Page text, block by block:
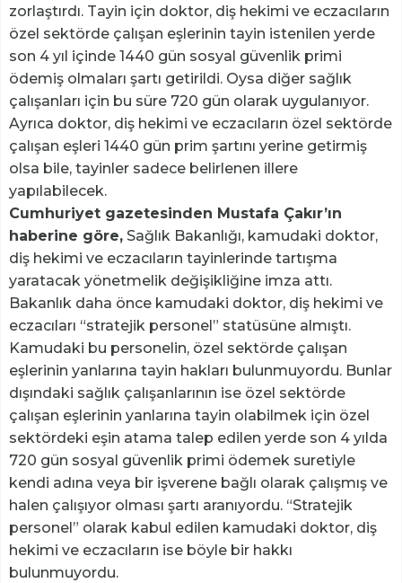
zorlaştırdı. Tayin için doktor, diş hekimi ve eczacıların
özel sektörde çalışan eşlerinin tayin istenilen yerde
son 4 yıl içinde 1440 gün sosyal güvenlik primi
ödemiş olmaları şartı getirildi. Oysa diğer sağlık
çalışanları için bu süre 720 gün olarak uygulanıyor.
Ayrıca doktor, diş hekimi ve eczacıların özel sektörde
çalışan eşleri 1440 gün prim şartını yerine getirmiş
olsa bile, tayinler sadece belirlenen illere
yapılabilecek.
Cumhuriyet gazetesinden Mustafa Çakır’ın
haberine göre, Sağlık Bakanlığı, kamudaki doktor,
diş hekimi ve eczacıların tayinlerinde tartışma
yaratacak yönetmelik değişikliğine imza attı.
Bakanlık daha önce kamudaki doktor, diş hekimi ve
eczacıları “stratejik personel” statüsüne almıştı.
Kamudaki bu personelin, özel sektörde çalışan
eşlerinin yanlarına tayin hakları bulunmuyordu. Bunlar
dışındaki sağlık çalışanlarının ise özel sektörde
çalışan eşlerinin yanlarına tayin olabilmek için özel
sektördeki eşin atama talep edilen yerde son 4 yılda
720 gün sosyal güvenlik primi ödemek suretiyle
kendi adına veya bir işverene bağlı olarak çalışmış ve
halen çalışıyor olması şartı aranıyordu. “Stratejik
personel” olarak kabul edilen kamudaki doktor, diş
hekimi ve eczacıların ise böyle bir hakkı
bulunmuyordu.